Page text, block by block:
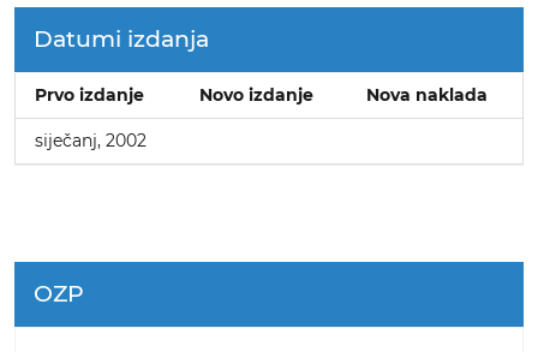
Datumi izdanja
Prvo izdanje Novo izdanje Nova naklada
siječanj, 2002
OZP